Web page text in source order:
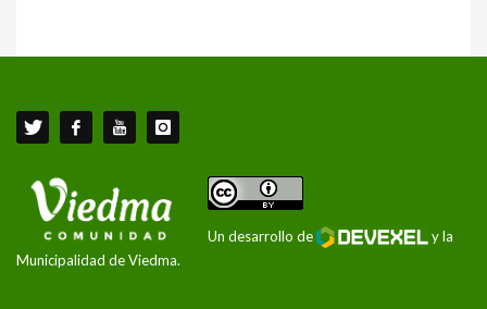
Un desarrollo de
y la
Municipalidad de Viedma.